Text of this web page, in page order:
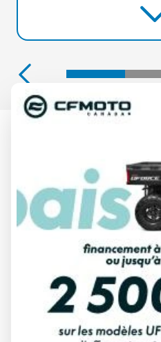
BF200 200DLDA
À partir de
28 687 $